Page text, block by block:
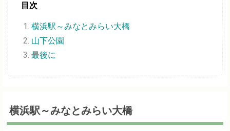
目次
横浜駅～みなとみらい大橋
山下公園
最後に
横浜駅～みなとみらい大橋